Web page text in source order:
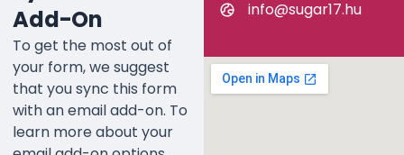
Add-On
To get the most out of
your form, we suggest
that you sync this form
with an email add-on. To
learn more about your
info@sugar17.hu